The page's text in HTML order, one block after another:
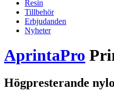
Resin
Tillbehör
Erbjudanden
Nyheter
AprintaPro
Högpresterande